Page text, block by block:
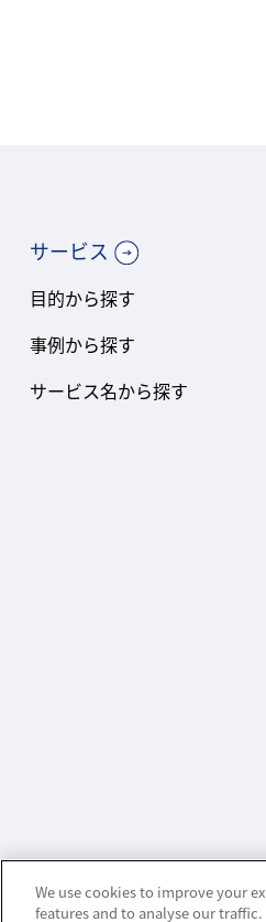
サービス
目的から探す
事例から探す
サービス名から探す
We use cookies to improve your
features and to analyse our